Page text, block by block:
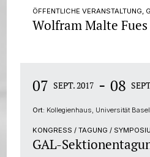
ÖFFENTLICHE VERANSTALTUNG,
Wolfram Malte
07 SEPT. 2017 - 08
Ort: Kollegienhaus, Universität Basel
KONGRESS / TAGUNG /
GAL-